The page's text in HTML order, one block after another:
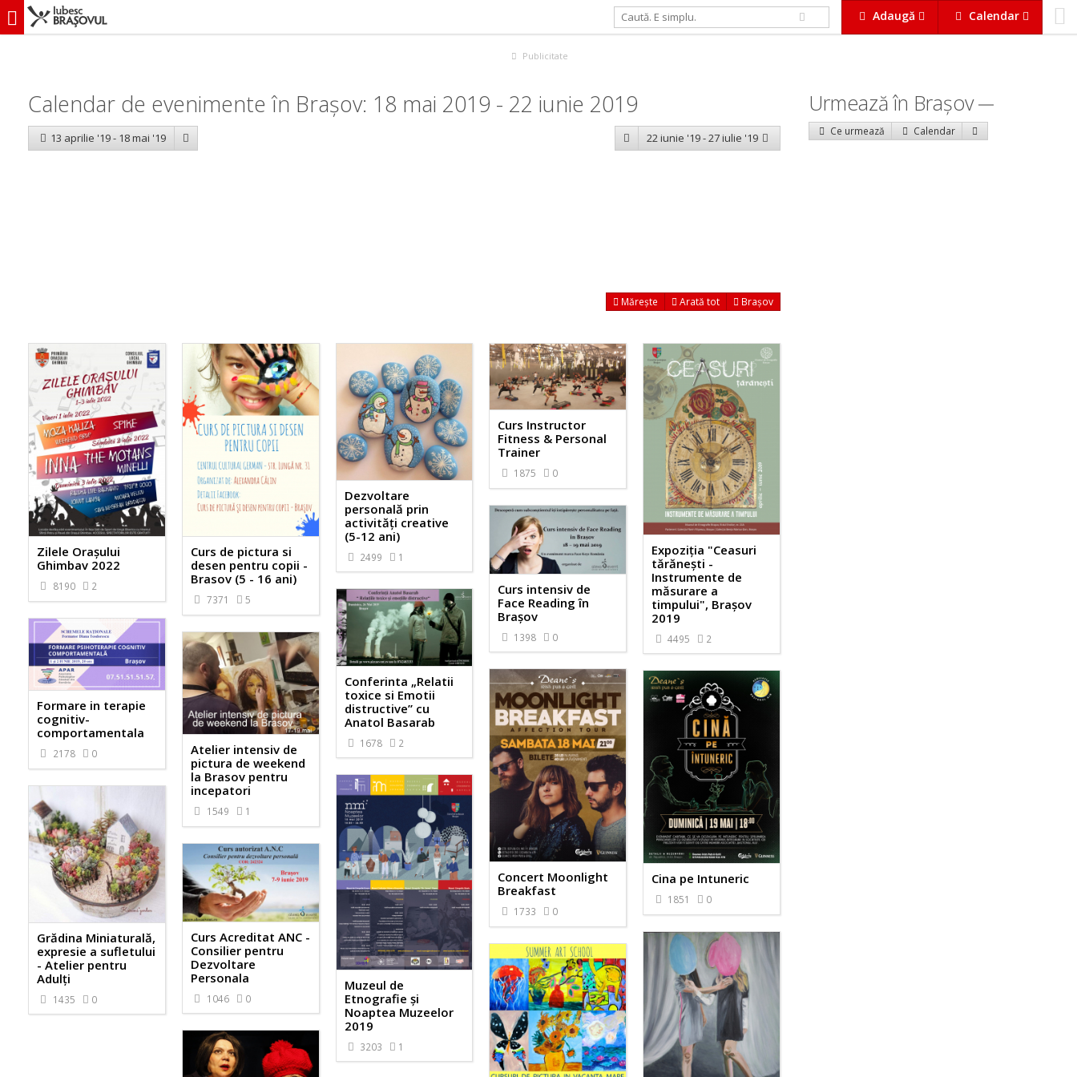
Adaugă Calendar
iubescbraşovul.ro
Publicitate
Calendar de evenimente în Brașov: 18 mai 2019 - 22 iunie 2019
13 aprilie '19 - 18 mai '19 22 iunie '19 - 27 iulie '19
Mărește Arată tot Brașov
Zilele Orașului
Ghimbav 2022
8190 2
Curs de pictura si
desen pentru copii -
Brasov (5 - 16 ani)
7371 5
Dezvoltare
personală prin
activităţi creative
(5-12 ani)
2499 1
Curs Instructor
Fitness & Personal
Trainer
1875 0
Expoziția "Ceasuri
tărănești -
Instrumente de
măsurare a
timpului", Brașov
2019
4495 2
Curs intensiv de
Face Reading în
Braşov
1398 0
Conferinta „Relatii
toxice si Emotii
distructive” cu
Anatol Basarab
1678 2
Formare in terapie
cognitiv-
comportamentala
2178 0
Atelier intensiv de
pictura de weekend
la Brasov pentru
incepatori
1549 1
Concert Moonlight
Breakfast
1733 0
Cina pe Intuneric
1851 0
Muzeul de
Etnografie și
Noaptea Muzeelor
2019
3203 1
Grădina Miniaturală,
expresie a sufletului
- Atelier pentru
Adulți
1435 0
Curs Acreditat ANC -
Consilier pentru
Dezvoltare
Personala
1046 0
Urmează în Braşov
Ce urmează Calendar